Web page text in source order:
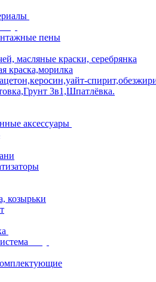
пены
масляные краски, серебрянка
краска,морилка
3в1,Шпатлёвка.
аксессуары
козырьки